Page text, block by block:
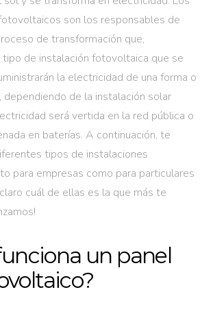
son los responsables de
de transformación que,
de instalación fotovoltaica que se
la electricidad de una forma o
dependiendo de la instalación solar
será vertida en la red pública o
en baterías. A continuación, te
tipos de instalaciones
para empresas como para particulares
cuál de ellas es la que más te
un panel